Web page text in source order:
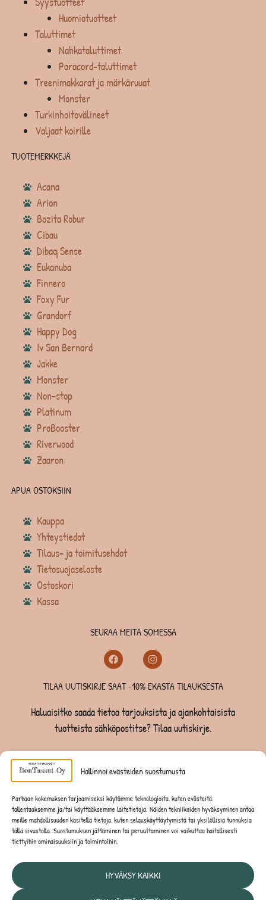
Hallinnoi evästeiden suostumusta
Parhaan kokemuksen tarjoamiseksi käytämme teknologioita, kuten evästeitä,
tallentaaksemme ja/tai käyttääksemme laitetietoja. Näiden tekniikoiden hyväksyminen antaa
meille mahdollisuuden käsitellä tietoja, kuten selauskäyttäytymistä tai yksilöllisiä tunnuksia
tällä sivustolla. Suostumuksen jättäminen tai peruuttaminen voi vaikuttaa haitallisesti
tiettyihin ominaisuuksiin ja toimintoihin.
HYVÄKSY KAIKKI
Huomiotuotteet
Taluttimet
Nahkataluttimet
Paracord-taluttimet
Treenimakkarat ja märkäruuat
Monster
Turkinhoitovälineet
Valjaat koirille
TUOTEMERKKEJÄ
Acana
Arion
Bozita Robur
Cibau
Dibaq Sense
Eukanuba
Finnero
Foxy Fur
Grandorf
Happy Dog
Iv San Bernard
Jakke
Monster
Non-stop
Platinum
ProBooster
Riverwood
Zaaron
APUA OSTOKSIIN
Kauppa
Yhteystiedot
Tilaus- ja toimitusehdot
Tietosuojaseloste
Ostoskori
Kassa
SEURAA MEITÄ SOMESSA
TILAA UUTISKIRJE SAAT -10% EKASTA TILAUKSESTA
Haluaisitko saada tietoa tarjouksista ja ajankohtaisista
tuotteista sähköpostitse? Tilaa uutiskirje.
TILAA UUTISKIRJE -SAAT -10% EKASTA TILAUKSESTA
KISSOILLE
JYRSIJÖILLE